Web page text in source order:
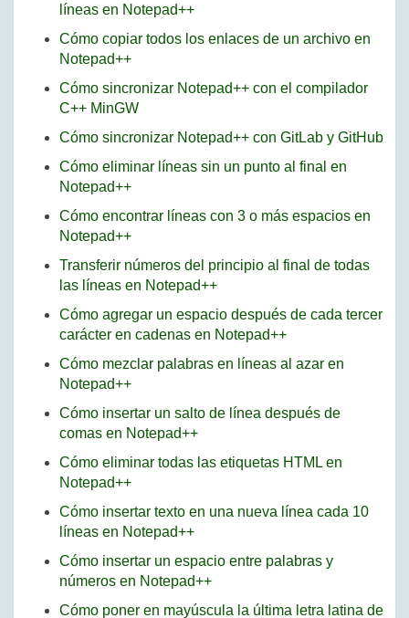
líneas en Notepad++
Cómo copiar todos los enlaces de un archivo en
Notepad++
Cómo sincronizar Notepad++ con el compilador
C++ MinGW
Cómo sincronizar Notepad++ con GitLab y GitHub
Cómo eliminar líneas sin un punto al final en
Notepad++
Cómo encontrar líneas con 3 o más espacios en
Notepad++
Transferir números del principio al final de todas
las líneas en Notepad++
Cómo agregar un espacio después de cada tercer
carácter en cadenas en Notepad++
Cómo mezclar palabras en líneas al azar en
Notepad++
Cómo insertar un salto de línea después de
comas en Notepad++
Cómo eliminar todas las etiquetas HTML en
Notepad++
Cómo insertar texto en una nueva línea cada 10
líneas en Notepad++
Cómo insertar un espacio entre palabras y
números en Notepad++
Cómo poner en mayúscula la última letra latina de